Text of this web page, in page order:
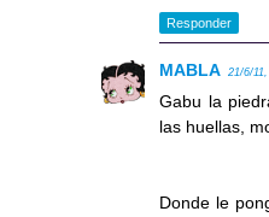
Responder
MABLA 21/6/
Gabu la
las huellas,
Donde le